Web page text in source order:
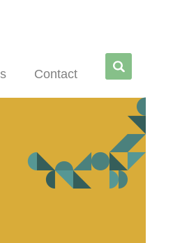
Contact
Zoe
ken